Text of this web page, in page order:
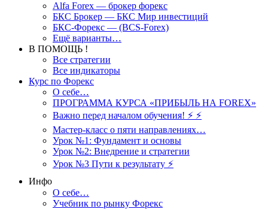
Alfa Forex — брокер форекс
БКС Брокер — БКС Мир инвестиций
БКС-Форекс — (BCS-Forex)
Ещё варианты…
В ПОМОЩЬ !
Все стратегии
Все индикаторы
Курс по Форекс
О себе…
ПРОГРАММА КУРСА «ПРИБЫЛЬ НА FOREX»
Важно перед началом обучения! ⚡ ⚡
Мастер-класс о пяти направлениях…
Урок №1: Фундамент и основы
Урок №2: Внедрение и стратегии
Урок №3 Пути к результату ⚡️
Инфо
О себе…
Учебник по рынку Форекс